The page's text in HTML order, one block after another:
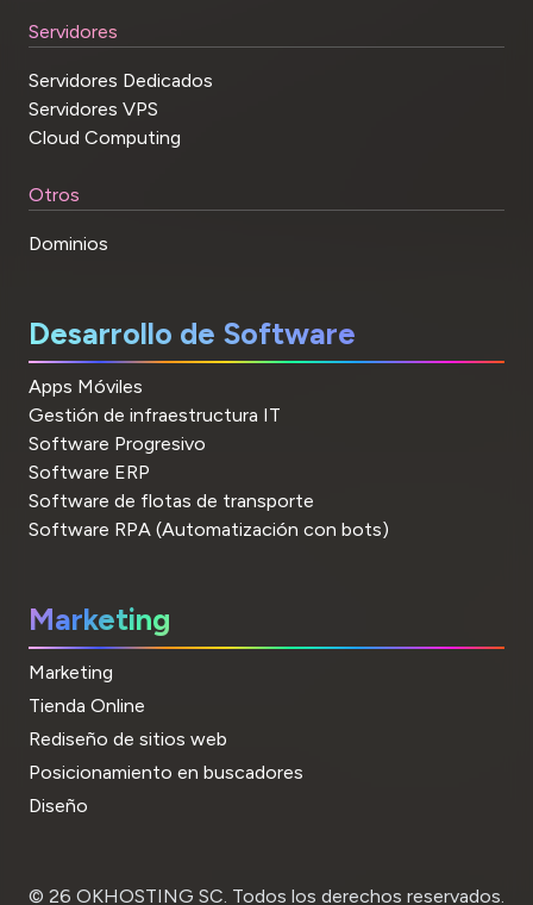
Servidores
Servidores Dedicados
Servidores VPS
Cloud Computing
Otros
Dominios
Desarrollo de Software
Apps Móviles
Gestión de infraestructura IT
Software Progresivo
Software ERP
Software de flotas de transporte
Software RPA (Automatización con bots)
Marketing
Marketing
Tienda Online
Rediseño de sitios web
Posicionamiento en buscadores
Diseño
© 26 OKHOSTING SC. Todos los derechos reservados.